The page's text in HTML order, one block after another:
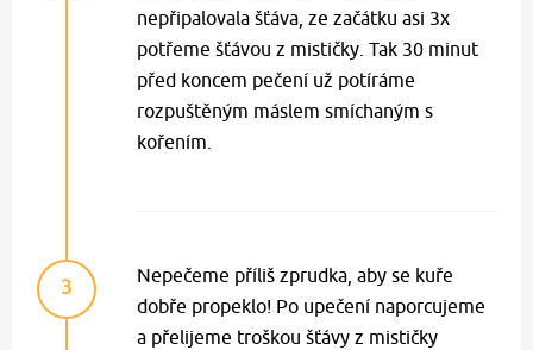
nepřipalovala šťáva, ze začátku asi 3x
potřeme šťávou z mističky. Tak 30 minut
před koncem pečení už potíráme
rozpuštěným máslem smíchaným s
kořením.
3
Nepečeme příliš zprudka, aby se kuře
dobře propeklo! Po upečení naporcujeme
a přelijeme troškou šťávy z mističky